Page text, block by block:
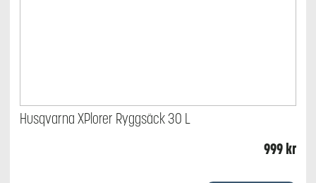
Husqvarna XPlorer Ryggsäck 30 L
999kr